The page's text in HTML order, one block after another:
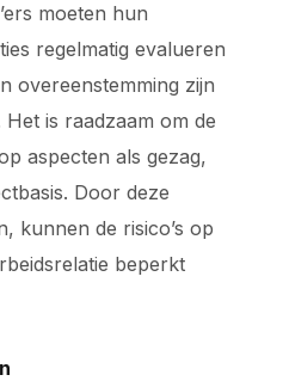
moeten hun
regelmatig evalueren
overeenstemming zijn
is raadzaam om de
aspecten als gezag,
Door deze
kunnen de risico’s op
beperkt